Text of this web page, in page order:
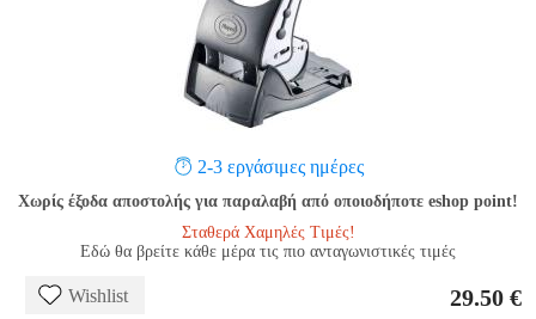
2-3 εργάσιμες ημέρες
Χωρίς έξοδα αποστολής για παραλαβή από οποιοδήποτε eshop point!
Σταθερά Χαμηλές Τιμές!
Εδώ θα βρείτε κάθε μέρα τις πιο ανταγωνιστικές τιμές
Wishlist 29.50 €